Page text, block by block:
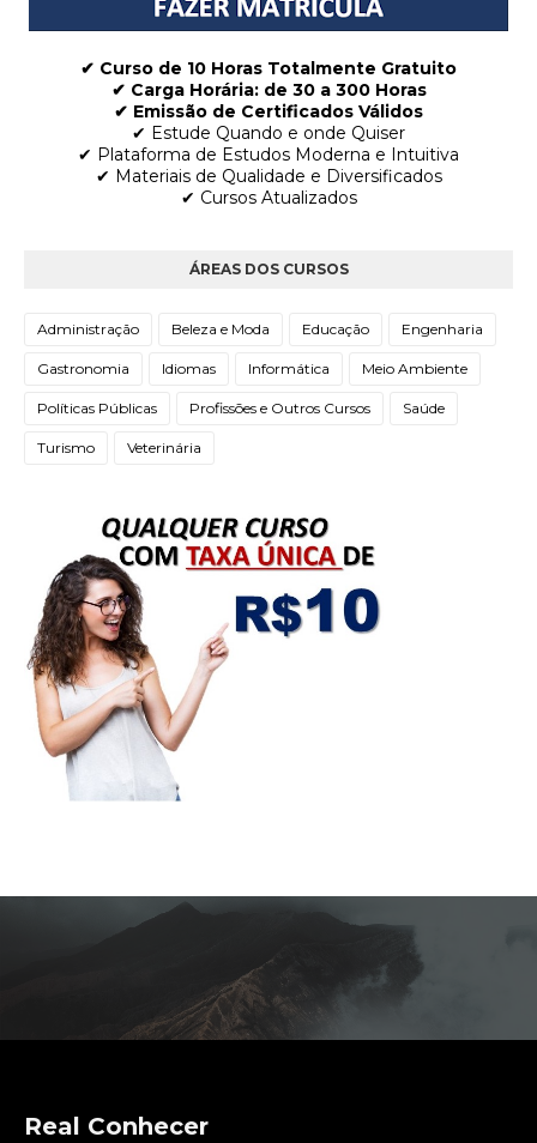
✔ Curso de 10 Horas Totalmente Gratuito
✔ Carga Horária: de 30 a 300 Horas
✔ Emissão de Certificados Válidos
✔ Estude Quando e onde Quiser
✔ Plataforma de Estudos Moderna e Intuitiva
✔ Materiais de Qualidade e Diversificados
✔ Cursos Atualizados
ÁREAS DOS CURSOS
Administração Beleza e Moda Educação Engenharia
Gastronomia Idiomas Informática Meio Ambiente
Políticas Públicas Profissões e Outros Cursos Saúde
Turismo Veterinária
Real Conhecer